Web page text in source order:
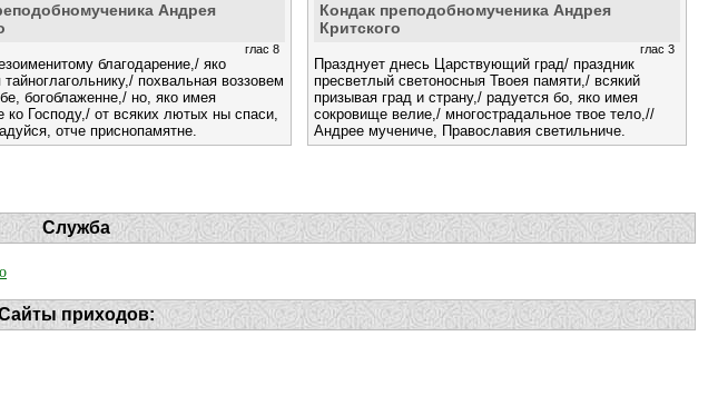
Андрея
глас 8
благодарение,/ яко
тайноглагольнику,/ похвальная воззовем
богоблаженне,/ но, яко имея
ко Господу,/ от всяких лютых ны спаси,
отче приснопамятне.
Кондак преподобномученика Андрея
Критского
глас 3
Празднует днесь Царствующий град/ праздник
пресветлый светоносныя Твоея памяти,/ всякий
призывая град и страну,/ радуется бо, яко имея
сокровище велие,/ многострадальное твое тело,//
Андрее мучениче, Православия светильниче.
Служба
приходов: